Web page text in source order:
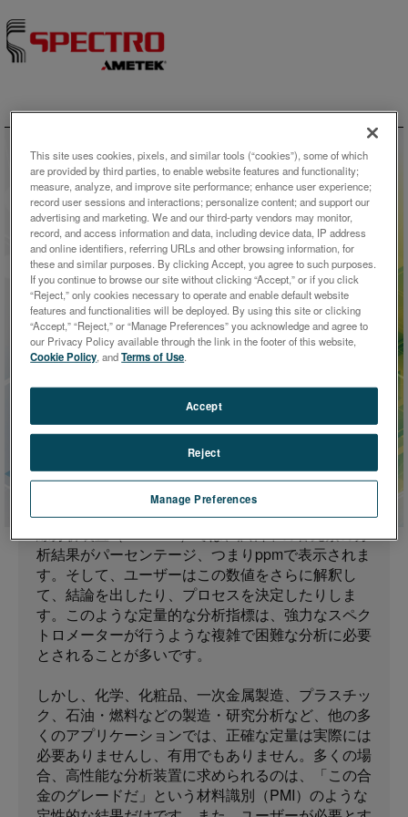
Skip to content
ホワイトペーパー
XRF分析用のシンプルで簡単、
かつ強力な識別ソフトウェア
スペクトロメーターは、物理や化学の難解な原理を
応用した複雑な技術に依存しています。しかし、そ
れは分光器の操作が複雑であることを意味するもの
ではありません。
例えば、広く使われているエネルギー分散型蛍光X
線分析装置（ED-XRF）では、試料中の各元素の分
析結果がパーセンテージ、つまりppmで表示されま
す。そして、ユーザーはこの数値をさらに解釈し
て、結論を出したり、プロセスを決定したりしま
す。このような定量的な分析指標は、強力なスペク
トロメーターが行うような複雑で困難な分析に必要
とされることが多いです。
しかし、化学、化粧品、一次金属製造、プラスチッ
ク、石油・燃料などの製造・研究分析など、他の多
くのアプリケーションでは、正確な定量は実際には
必要ありませんし、有用でもありません。多くの場
合、高性能な分析装置に求められるのは、「この合
金のグレードだ」という材料識別（PMI）のような
This site uses cookies, pixels, and similar tools (“cookies”), some of which
are provided by third parties, to enable website features and functionality;
measure, analyze, and improve site performance; enhance user experience;
record user sessions and interactions; personalize content; and support our
advertising and marketing. We and our third-party vendors may monitor,
record, and access information and data, including device data, IP address
and online identifiers, referring URLs and other browsing information, for
these and similar purposes. By clicking Accept, you agree to such purposes.
If you continue to browse our site without clicking “Accept,” or if you click
“Reject,” only cookies necessary to operate and enable default website
features and functionalities will be deployed. By using this site or clicking
“Accept,” “Reject,” or “Manage Preferences” you acknowledge and agree to
our Privacy Policy available through the link in the footer of this website,
Cookie Policy, andTerms of Use.
Manage Preferences
Reject
Accept